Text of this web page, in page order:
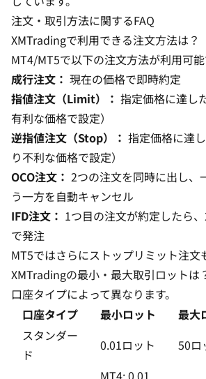
注文・取引方法に関するFAQ
XMTradingで利用できる注文方法は？
MT4/MT5で以下の注文方法が利用可能
成行注文： 現在の価格で即時約定
指値注文（Limit）： 指定価格に達し
有利な価格で設定）
逆指値注文（Stop）： 指定価格に達
り不利な価格で設定）
OCO注文： 2つの注文を同時に出し、
う一方を自動キャンセル
IFD注文： 1つ目の注文が約定したら
で発注
MT5ではさらにストップリミット注文
XMTradingの最小・最大取引ロットは
口座タイプによって異なります。
口座タイプ
最小ロット 最大
スタンダー
ド
0.01ロット 50ロ
MT4: 0.01